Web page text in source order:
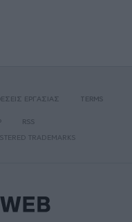
ΕΡΓΑΣΙΑΣ TERMS
RSS
TRADEMARKS